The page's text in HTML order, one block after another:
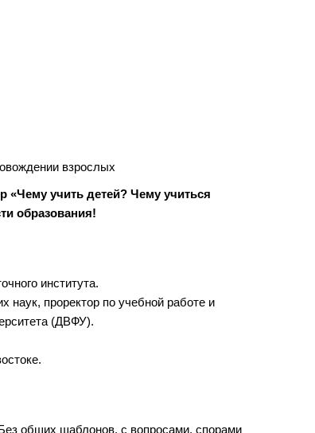
взрослых
«Чему учить детей? Чему учиться
образования!
института.
наук, проректор по учебной работе и
(ДВФУ).
общих шаблонов, с вопросами, спорами